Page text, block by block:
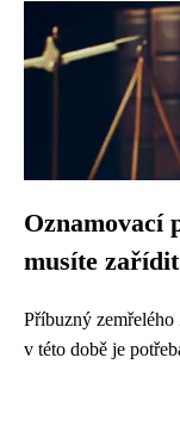
Oznamovací
musíte
Příbuzný
v této době je